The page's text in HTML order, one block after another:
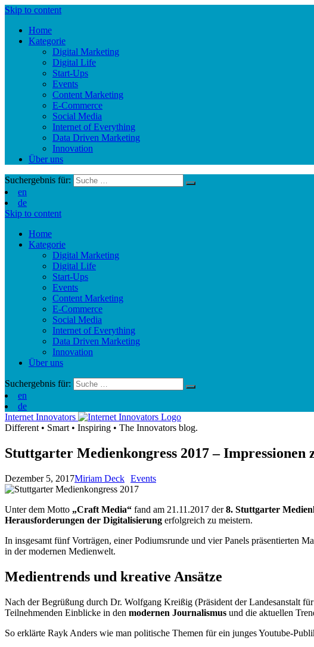
Skip to content
Home
Kategorie
Digital Marketing
Digital Life
Start-Ups
Events
Content Marketing
E-Commerce
Social Media
Internet of Everything
Data Driven Marketing
Innovation
Über uns
Suchergebnis für:
en
de
Skip to content
Home
Kategorie
Digital Marketing
Digital Life
Start-Ups
Events
Content Marketing
E-Commerce
Social Media
Internet of Everything
Data Driven Marketing
Innovation
Über uns
Suchergebnis für:
en
de
Internet Innovators
Different • Smart • Inspiring • The Innovators blog.
Stuttgarter Medienkongress 2017 – Impressionen
Dezember 5, 2017Miriam Deck Events
Unter dem Motto „Craft Media“ fand am 21.11.2017 der8. Stuttgarter
Herausforderungen der Digitalisierung erfolgreich zu meistern.
In insgesamt fünf Vorträgen, einer Podiumsrunde und vier Panels präsentierten
in der modernen Medienwelt.
Medientrends und kreative Ansätze
Nach der Begrüßung durch Dr. Wolfgang Kreißig (Präsident der Landesanstalt
Teilnehmenden Einblicke in den modernen Journalismus und die aktuellen
So erklärte Rayk Anders wie man politische Themen für ein junges Youtube-